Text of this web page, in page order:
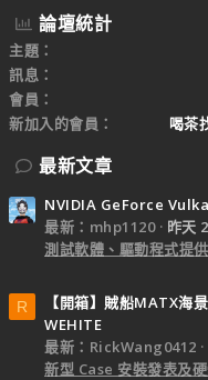
論壇統計
主題
訊息
會員
新加入的會員
喝茶
最新文章
NVIDIA GeForce
最新：mhp1120
昨天
測試軟體、驅動程式提供
R
【開箱】賊船MATX海
WEHITE
最新：RickWang0412
新型 Case 安裝發表及